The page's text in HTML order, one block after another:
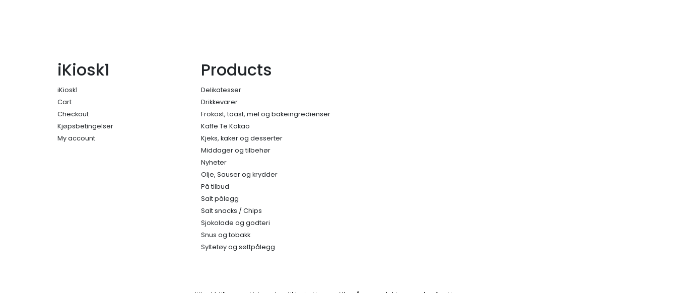
iKiosk1
iKiosk1
Cart
Checkout
Kjøpsbetingelser
My account
Products
Delikatesser
Drikkevarer
Frokost, toast, mel og bakeingredienser
Kaffe Te Kakao
Kjeks, kaker og desserter
Middager og tilbehør
Nyheter
Olje, Sauser og krydder
På tilbud
Salt pålegg
Salt snacks / Chips
Sjokolade og godteri
Snus og tobakk
Syltetøy og søttpålegg